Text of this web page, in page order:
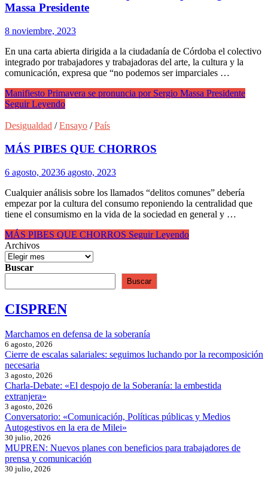
Massa Presidente
8 noviembre, 2023
En una carta abierta dirigida a la ciudadanía de Córdoba el colectivo
integrado por trabajadores y trabajadoras del arte, la cultura y la
comunicación, expresa que “no podemos ser imparciales …
Manifiesto Primavera se pronuncia por Sergio Massa Presidente
Seguir Leyendo
Desigualdad /Ensayo /País
MÁS PIBES QUE CHORROS
6 agosto, 20236 agosto, 2023
Cualquier análisis sobre los llamados “delitos comunes” debería
empezar por la cultura del consumo reponiendo la centralidad que
tiene el consumismo en la vida de la sociedad en general y …
MÁS PIBES QUE CHORROS Seguir Leyendo
Archivos
Buscar
Buscar
CISPREN
Marchamos en defensa de la soberanía
6 agosto, 2026
Cierre de escalas salariales: seguimos luchando por la recomposición
necesaria
3 agosto, 2026
Charla-Debate: «El despojo de la Soberanía: la embestida
extranjera»
3 agosto, 2026
Conversatorio: «Comunicación, Políticas públicas y Medios
Autogestivos en la era de Milei»
30 julio, 2026
MUPREN: Nuevos planes con beneficios para trabajadores de
prensa y comunicación
30 julio, 2026